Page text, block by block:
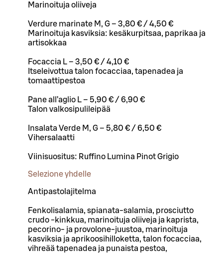
Marinoituja oliiveja
Verdure marinate M, G – 3,80 € / 4,50 €
Marinoituja kasviksia: kesäkurpitsaa, paprikaa ja
artisokkaa
Focaccia L – 3,50 € / 4,10 €
Itseleivottua talon focacciaa, tapenadea ja
tomaattipestoa
Pane all’aglio L – 5,90 € / 6,90 €
Talon valkosipulileipää
Insalata Verde M, G – 5,80 € / 6,50 €
Vihersalaatti
Viinisuositus: Ruffino Lumina Pinot Grigio
Selezione yhdelle
Antipastolajitelma
Fenkolisalamia, spianata-salamia, prosciutto
crudo -kinkkua, marinoituja oliiveja ja kaprista,
pecorino- ja provolone-juustoa, marinoituja
kasviksia ja aprikoosihilloketta, talon focacciaa,
vihreää tapenadea ja punaista pestoa,